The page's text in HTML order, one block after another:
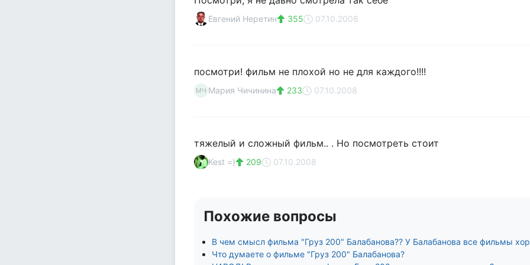
Евгений Неретин 355 07.10.2008
посмотри! фильм не плохой но не для каждого!!!!
МЧ Мария Чичинина 233 07.10.2008
тяжелый и сложный фильм.. . Но посмотреть стоит
Kest =) 209 07.10.2008
Похожие вопросы
В чем смысл фильма "Груз 200" Балабанова?? У Балабанова все фильмы
Что думаете о фильме "Груз 200" Балабанова?